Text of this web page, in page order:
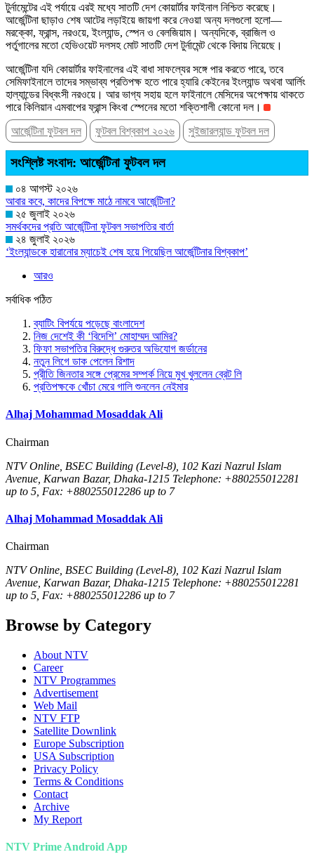
টুর্নামেন্টের এই পর্যায়ে এরই মধ্যে সাতটি দেশ কোয়ার্টার ফাইনাল নিশ্চিত করেছে।
আর্জেন্টিনা ছাড়াও শেষ আটের লড়াইয়ে জায়গা করে নেওয়া অন্য দলগুলো হলো—
মরক্কো, ফ্রান্স, নরওয়ে, ইংল্যান্ড, স্পেন ও বেলজিয়াম। অন্যদিকে, ব্রাজিল ও
পর্তুগালের মতো হেভিওয়েট দলসহ মোট সাতটি দেশ টুর্নামেন্ট থেকে বিদায় নিয়েছে।
আর্জেন্টিনা যদি কোয়ার্টার ফাইনালের এই বাধা সাফল্যের সঙ্গে পার করতে পারে, তবে
সেমিফাইনালে তাদের সম্ভাব্য প্রতিপক্ষ হতে পারে হ্যারি কেইনের ইংল্যান্ড অথবা আর্লিং
হাল্যান্ডের বিধ্বংসী নরওয়ে। আর ভাগ্য সহায় হলে ফাইনালে মেসিদের অপেক্ষায় থাকতে
পারে কিলিয়ান এমবাপের ফ্রান্স কিংবা স্পেনের মতো শক্তিশালী কোনো দল।
আর্জেন্টিনা ফুটবল দল
ফুটবল বিশ্বকাপ ২০২৬ সুইজারল্যান্ড ফুটবল দল
সংশ্লিষ্ট সংবাদ: আর্জেন্টিনা ফুটবল দল
০৪ আগস্ট ২০২৬
আবার কবে, কাদের বিপক্ষে মাঠে নামবে আর্জেন্টিনা?
২৫ জুলাই ২০২৬
সমর্থকদের প্রতি আর্জেন্টিনা ফুটবল সভাপতির বার্তা
২৪ জুলাই ২০২৬
‘ইংল্যান্ডকে হারানোর ম্যাচেই শেষ হয়ে গিয়েছিল আর্জেন্টিনার বিশ্বকাপ’
আরও
সর্বাধিক পঠিত
ব্যাটিং বিপর্যয়ে পড়েছে বাংলাদেশ
নিজ দেশেই কী ‘বিদেশি’ মোহাম্মদ আমির?
ফিফা সভাপতির বিরুদ্ধে গুরুতর অভিযোগ জর্ডানের
নতুন লিগে ডাক পেলেন রিশাদ
প্রীতি জিনতার সঙ্গে প্রেমের সম্পর্ক নিয়ে মুখ খুললেন ব্রেট লি
প্রতিপক্ষকে খোঁচা মেরে গালি শুনলেন নেইমার
Alhaj Mohammad Mosaddak Ali
Chairman
NTV Online, BSEC Building (Level-8), 102 Kazi Nazrul Islam
Avenue, Karwan Bazar, Dhaka-1215 Telephone: +880255012281
up to 5, Fax: +880255012286 up to 7
Alhaj Mohammad Mosaddak Ali
Chairman
NTV Online, BSEC Building (Level-8), 102 Kazi Nazrul Islam
Avenue, Karwan Bazar, Dhaka-1215 Telephone: +880255012281
up to 5, Fax: +880255012286 up to 7
Browse by Category
About NTV
Career
NTV Programmes
Advertisement
Web Mail
NTV FTP
Satellite Downlink
Europe Subscription
USA Subscription
Privacy Policy
Terms & Conditions
Contact
Archive
My Report
NTV Prime Android App